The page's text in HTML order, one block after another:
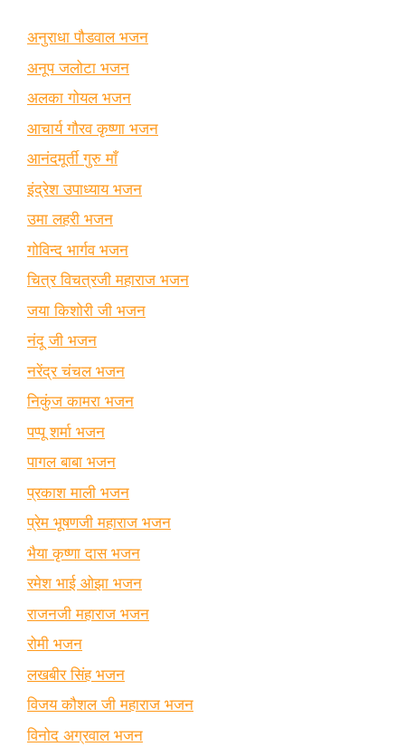
अनुराधा पौडवाल भजन
अनूप जलोटा भजन
अलका गोयल भजन
आचार्य गौरव कृष्णा भजन
आनंदमूर्ती गुरु माँ
इंद्रेश उपाध्याय भजन
उमा लहरी भजन
गोविन्द भार्गव भजन
चित्र विचत्रजी महाराज भजन
जया किशोरी जी भजन
नंदू जी भजन
नरेंद्र चंचल भजन
निकुंज कामरा भजन
पप्पू शर्मा भजन
पागल बाबा भजन
प्रकाश माली भजन
प्रेम भूषणजी महाराज भजन
भैया कृष्णा दास भजन
रमेश भाई ओझा भजन
राजनजी महाराज भजन
रोमी भजन
लखबीर सिंह भजन
विजय कौशल जी महाराज भजन
विनोद अग्रवाल भजन